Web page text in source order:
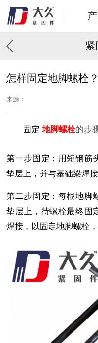
紧
怎样固定地脚螺栓？
来源：
固定 地脚螺栓的步
第一步固定：用短钢筋
垫层上，并与基础梁焊
第二步固定：每根地脚
垫层上，待螺栓最终固
焊接，以固定地脚螺栓